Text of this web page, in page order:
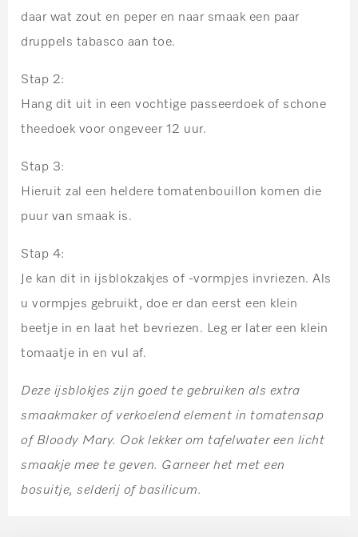
daar wat zout en peper en naar smaak een paar
druppels tabasco aan toe.
Stap 2:
Hang dit uit in een vochtige passeerdoek of schone
theedoek voor ongeveer 12 uur.
Stap 3:
Hieruit zal een heldere tomatenbouillon komen die
puur van smaak is.
Stap 4:
Je kan dit in ijsblokzakjes of -vormpjes invriezen. Als
u vormpjes gebruikt, doe er dan eerst een klein
beetje in en laat het bevriezen. Leg er later een klein
tomaatje in en vul af.
Deze ijsblokjes zijn goed te gebruiken als extra
smaakmaker of verkoelend element in tomatensap
of Bloody Mary. Ook lekker om tafelwater een licht
smaakje mee te geven. Garneer het met een
bosuitje, selderij of basilicum.